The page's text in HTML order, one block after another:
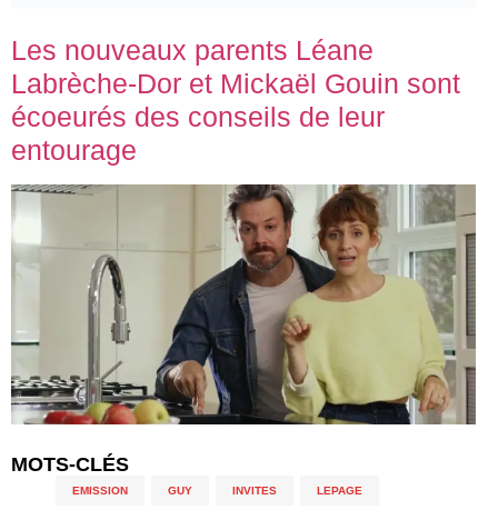
Les nouveaux parents Léane
Labrèche-Dor et Mickaël Gouin sont
écoeurés des conseils de leur
entourage
MOTS-CLÉS
EMISSION GUY INVITES LEPAGE